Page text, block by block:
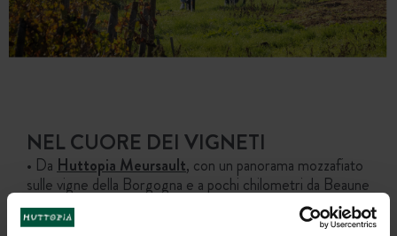
NEL CUORE DEI VIGNETI
• Da Huttopia Meursault, con un panorama mozzafiato
sulle vigne della Borgogna e a pochi chilometri da Beaune
e dai suoi famosi ospedali storici.
• Non lontano da Mulhouse e Colmar, da
Huttopia